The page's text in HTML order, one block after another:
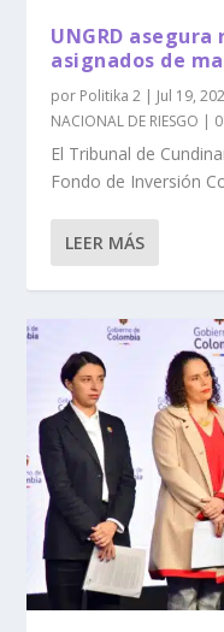
UNGRD
asignados de
por Politika 2 | Jul 19,
NACIONAL DE RIESGO |
El Tribunal de
Fondo de Inversión
LEER MÁS